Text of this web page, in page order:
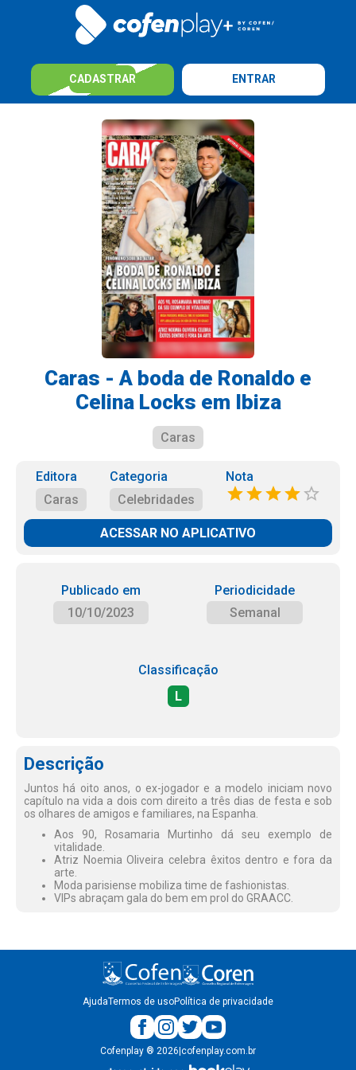
CADASTRAR ENTRAR
Caras - A boda de Ronaldo e
Celina Locks em Ibiza
Caras
Editora
Caras
Categoria
Celebridades
Nota
ACESSAR NO APLICATIVO
Publicado em
10/10/2023
Periodicidade
Semanal
Classificação
L
Descrição
Juntos há oito anos, o ex-jogador e a modelo iniciam novo
capítulo na vida a dois com direito a três dias de festa e sob
os olhares de amigos e familiares, na Espanha.
Aos 90, Rosamaria Murtinho dá seu exemplo de
vitalidade.
Atriz Noemia Oliveira celebra êxitos dentro e fora da
arte.
Moda parisiense mobiliza time de fashionistas.
VIPs abraçam gala do bem em prol do GRAACC.
AjudaTermos de usoPolítica de privacidade
Cofenplay ® 2026 cofenplay.com.br